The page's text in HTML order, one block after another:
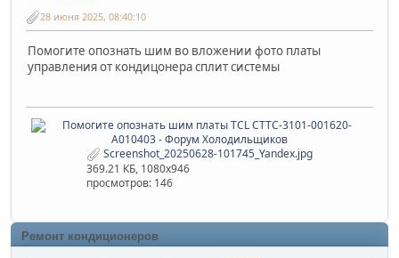
28 июня 2025, 08:40:10
Помогите опознать шим во вложении фото платы
управления от кондицонера сплит системы
Screenshot_20250628-101745_Yandex.jpg
369.21 КБ, 1080x946
просмотров: 146
Ремонт кондиционеров